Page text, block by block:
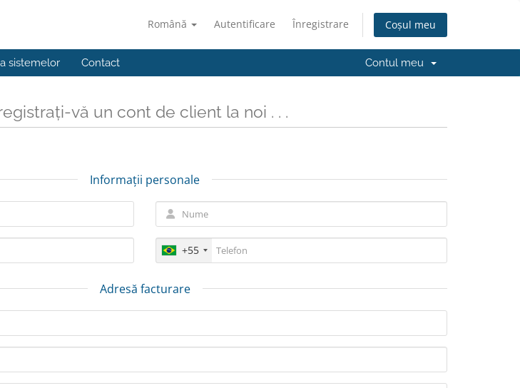
Română Autentificare Înregistrare Coșul meu
sistemelor Contact Contul meu
vă un cont de client la noi . . .
Informații personale
+55
Adresă facturare